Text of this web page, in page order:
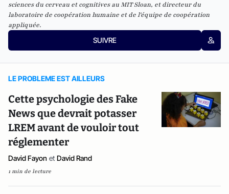
sciences du cerveau et cognitives au MIT Sloan, et directeur du
laboratoire de coopération humaine et de l'équipe de coopération
appliquée.
SUIVRE
LE PROBLEME EST AILLEURS
Cette psychologie des Fake
News que devrait potasser
LREM avant de vouloir tout
réglementer
David Fayon et David Rand
1 min de lecture